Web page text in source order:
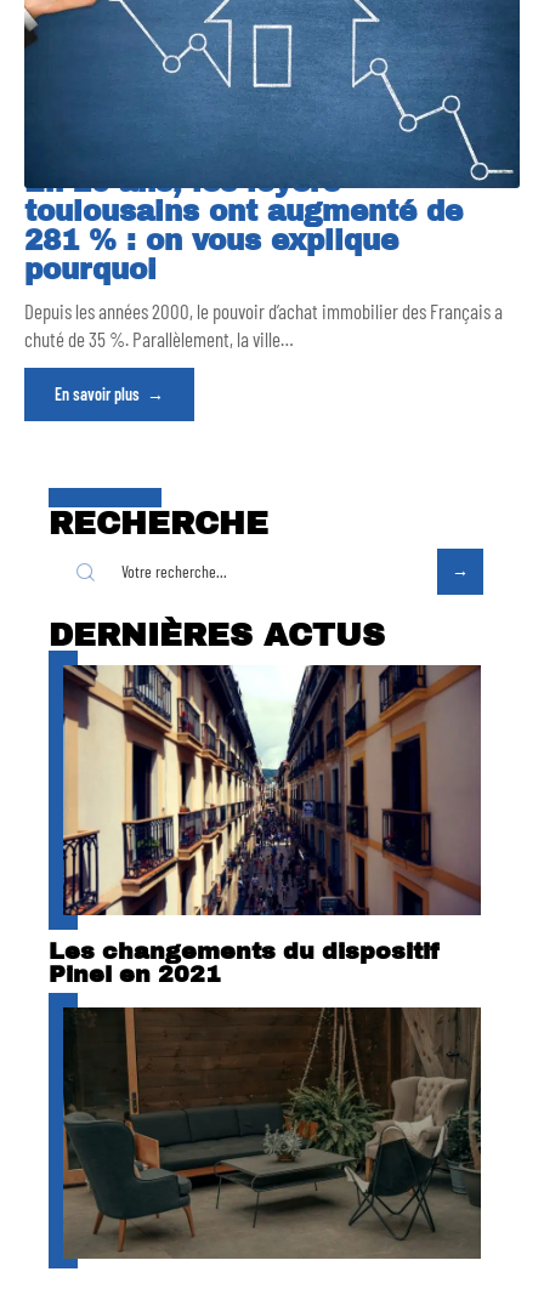
En 20 ans, les loyers
toulousains ont augmenté de
281 % : on vous explique
pourquoi
Depuis les années 2000, le pouvoir d’achat immobilier des Français a
chuté de 35 %. Parallèlement, la ville…
En savoir plus
RECHERCHE
DERNIÈRES ACTUS
Les changements du dispositif
Pinel en 2021